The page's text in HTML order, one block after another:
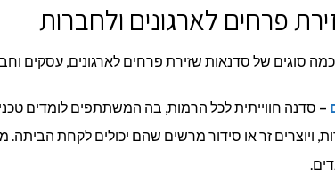
פרחים לארגונים ולחברות
סוגים של סדנאות שזירת פרחים לארגונים, עסקים
– סדנה חווייתית לכל הרמות, בה המשתתפים לומדים
ויוצרים זר או סידור מרשים שהם יכולים לקחת